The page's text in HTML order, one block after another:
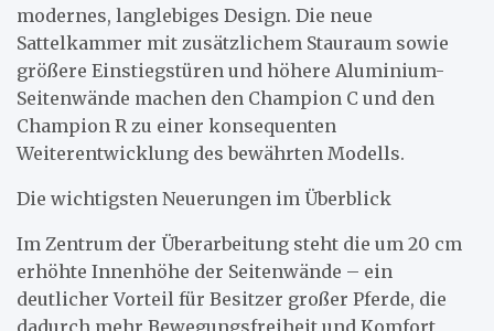
modernes, langlebiges Design. Die neue
Sattelkammer mit zusätzlichem Stauraum sowie
größere Einstiegstüren und höhere Aluminium-
Seitenwände machen den Champion C und den
Champion R zu einer konsequenten
Weiterentwicklung des bewährten Modells.
Die wichtigsten Neuerungen im Überblick
Im Zentrum der Überarbeitung steht die um 20 cm
erhöhte Innenhöhe der Seitenwände – ein
deutlicher Vorteil für Besitzer großer Pferde, die
dadurch mehr Bewegungsfreiheit und Komfort